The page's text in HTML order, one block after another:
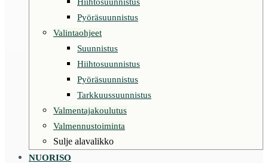
Pyöräsuunnistus
Valintaohjeet
Suunnistus
Hiihtosuunnistus
Pyöräsuunnistus
Tarkkuussuunnistus
Valmentajakoulutus
Valmennustoiminta
Sulje alavalikko
NUORISO